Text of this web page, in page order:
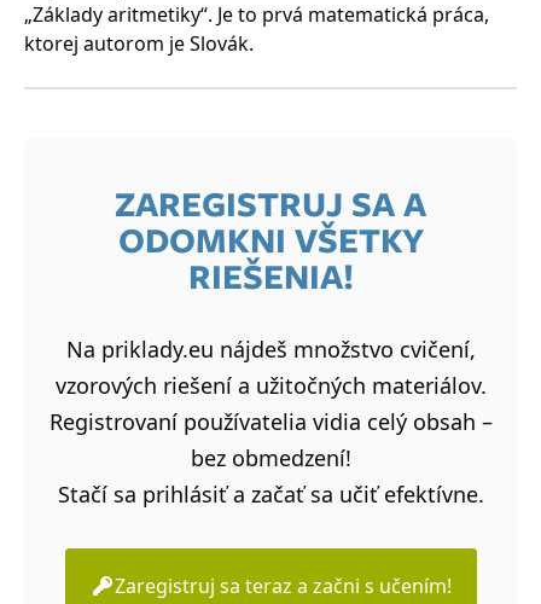
„Základy aritmetiky“. Je to prvá matematická práca,
ktorej autorom je Slovák.
ZAREGISTRUJ SA A
ODOMKNI VŠETKY
RIEŠENIA!
Na priklady.eu nájdeš množstvo cvičení,
vzorových riešení a užitočných materiálov.
Registrovaní používatelia vidia celý obsah –
bez obmedzení!
Stačí sa prihlásiť a začať sa učiť efektívne.
Zaregistruj sa teraz a začni s učením!